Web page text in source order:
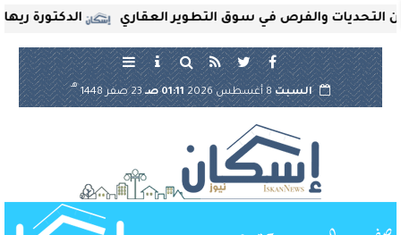
الدكتورة ريهام والفرص في سوق التطوير العقاري
السبت8 أغسطس 2026 01:11 صـ 23 صفر 1448
هـ